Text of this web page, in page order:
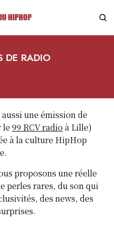
DE RADIO
une émission de
le99 RCV radio à Lille)
à la culture HipHop
proposons une réelle
perles rares, du son qui
des news, des